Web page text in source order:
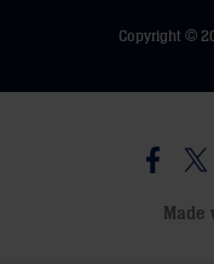
Copyright ©
Made